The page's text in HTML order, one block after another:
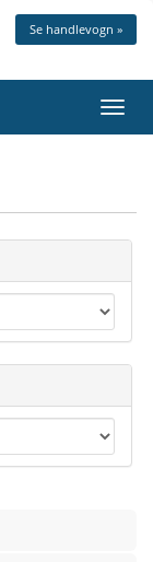
Se handlevogn »
Bytt